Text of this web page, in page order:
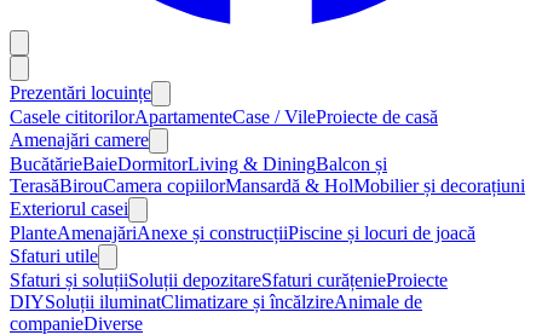
Prezentări locuințe
Casele cititorilorApartamenteCase / VileProiecte de casă
Amenajări camere
BucătărieBaieDormitorLiving & DiningBalcon și
TerasăBirouCamera copiilorMansardă & HolMobilier și decorațiuni
Exteriorul casei
PlanteAmenajăriAnexe și construcțiiPiscine și locuri de joacă
Sfaturi utile
Sfaturi și soluțiiSoluții depozitareSfaturi curățenieProiecte
DIYSoluții iluminatClimatizare și încălzireAnimale de
companieDiverse